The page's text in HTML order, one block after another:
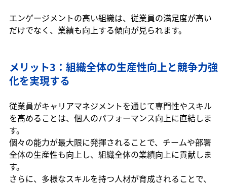
エンゲージメントの高い組織は、従業員の満足度が高い
だけでなく、業績も向上する傾向が見られます。
メリット3：組織全体の生産性向上と競争力強
化を実現する
従業員がキャリアマネジメントを通じて専門性やスキル
を高めることは、個人のパフォーマンス向上に直結しま
す。
個々の能力が最大限に発揮されることで、チームや部署
全体の生産性も向上し、組織全体の業績向上に貢献しま
す。
さらに、多様なスキルを持つ人材が育成されることで、